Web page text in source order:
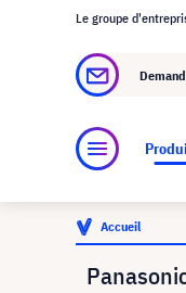
À propos de
Le groupe
Accueil